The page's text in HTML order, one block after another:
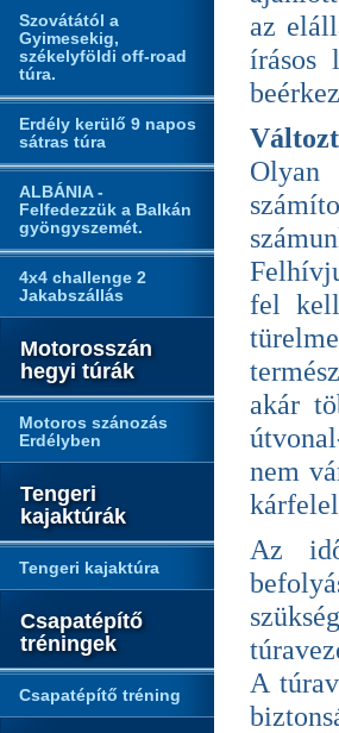
Szovátától a
Gyimesekig,
székelyföldi off-road
túra.
Erdély kerülő 9 napos
sátras túra
ALBÁNIA -
Felfedezzük a Balkán
gyöngyszemét.
4x4 challenge 2
Jakabszállás
Motorosszán
hegyi túrák
Motoros szánozás
Erdélyben
Tengeri
kajaktúrák
Tengeri kajaktúra
Csapatépítő
tréningek
Csapatépítő tréning
az
írásos
Olyan
fel kell
akár
nem
Az
A